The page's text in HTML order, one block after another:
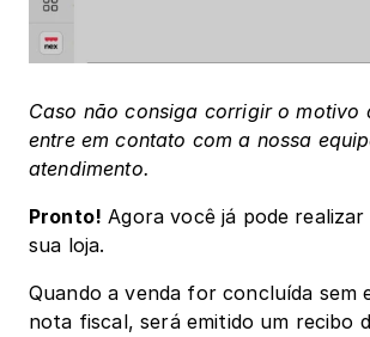
Caso não consiga corrigir o motivo
entre em contato com a nossa
atendimento.
Pronto! Agora você já pode realizar
sua loja.
Quando a venda for concluída sem
nota fiscal, será emitido um recibo